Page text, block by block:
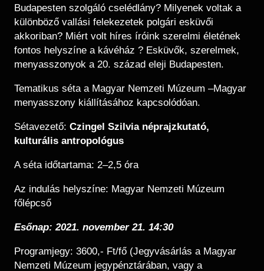
Budapesten szolgáló cselédlány? Milyenek voltak a
különböző vallási felekezetek polgári esküvői
akkoriban? Miért volt híres íróink szerelmi életének
fontos helyszíne a kávéház ? Esküvők, szerelmek,
menyasszonyok a 20. század eleji Budapesten.
Tematikus séta a Magyar Nemzeti Múzeum –Magyar
menyasszony kiállításához kapcsolódóan.
Sétavezető: Czingel Szilvia néprajzkutató,
kulturális antropológus
A séta időtartama: 2–2,5 óra
Az indulás helyszíne: Magyar Nemzeti Múzeum
főlépcső
Esőnap: 2021. november 21. 14:30
Programjegy: 3600,- Ft/fő (Jegyvásárlás a Magyar
Nemzeti Múzeum jegypénztárában, vagy a